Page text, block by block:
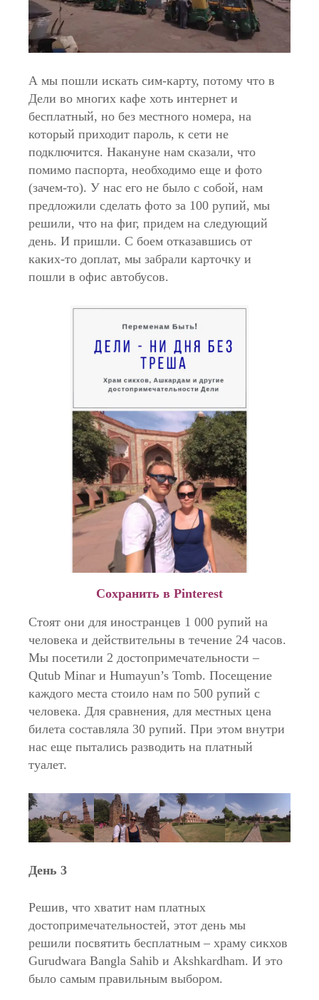
А мы пошли искать сим-карту, потому что в
Дели во многих кафе хоть интернет и
бесплатный, но без местного номера, на
который приходит пароль, к сети не
подключится. Накануне нам сказали, что
помимо паспорта, необходимо еще и фото
(зачем-то). У нас его не было с собой, нам
предложили сделать фото за 100 рупий, мы
решили, что на фиг, придем на следующий
день. И пришли. С боем отказавшись от
каких-то доплат, мы забрали карточку и
пошли в офис автобусов.
Сохранить в Pinterest
Стоят они для иностранцев 1 000 рупий на
человека и действительны в течение 24 часов.
Мы посетили 2 достопримечательности –
Qutub Minar и Humayun’s Tomb. Посещение
каждого места стоило нам по 500 рупий с
человека. Для сравнения, для местных цена
билета составляла 30 рупий. При этом внутри
нас еще пытались разводить на платный
туалет.
День 3
Решив, что хватит нам платных
достопримечательностей, этот день мы
решили посвятить бесплатным – храму сикхов
Gurudwara Bangla Sahib и Akshkardham. И это
было самым правильным выбором.